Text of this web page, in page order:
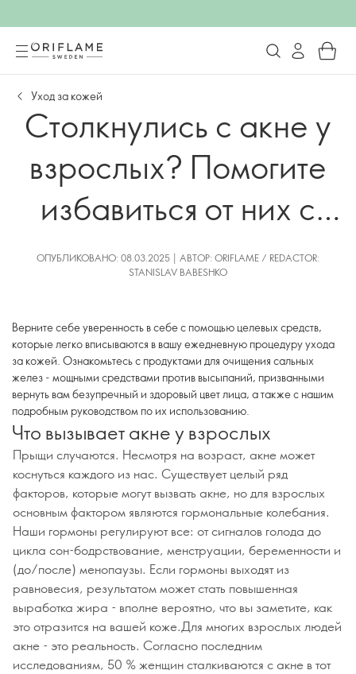
Уход за кожей
Столкнулись с акне у
взрослых? Помогите
избавиться от них с
помощью этих
решений
ОПУБЛИКОВАНО: 08.03.2025 | АВТОР: ORIFLAME / REDACTOR:
STANISLAV BABESHKO
Верните себе уверенность в себе с помощью целевых средств,
которые легко вписываются в вашу ежедневную процедуру ухода
за кожей. Ознакомьтесь с продуктами для очищения сальных
желез - мощными средствами против высыпаний, призванными
вернуть вам безупречный и здоровый цвет лица, а также с нашим
подробным руководством по их использованию.
Что вызывает акне у взрослых
Прыщи случаются. Несмотря на возраст, акне может
коснуться каждого из нас. Существует целый ряд
факторов, которые могут вызвать акне, но для взрослых
основным фактором являются гормональные колебания.
Наши гормоны регулируют все: от сигналов голода до
цикла сон-бодрствование, менструации, беременности и
(до/после) менопаузы. Если гормоны выходят из
равновесия, результатом может стать повышенная
выработка жира - вполне вероятно, что вы заметите, как
это отразится на вашей коже.Для многих взрослых людей
акне - это реальность. Согласно последним
исследованиям, 50 % женщин сталкиваются с акне в тот